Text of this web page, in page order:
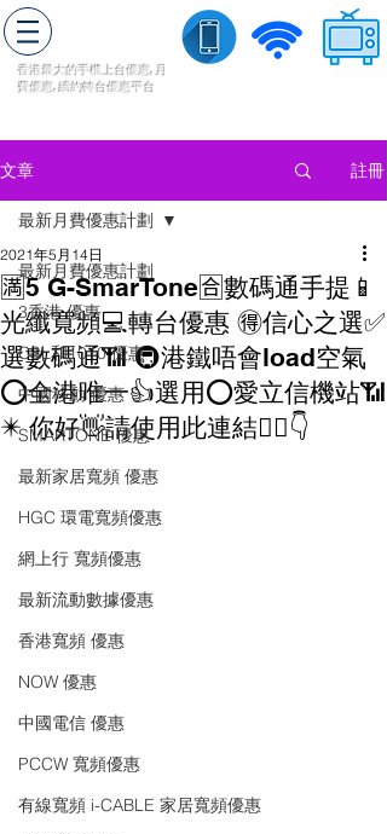
香港最大的手機上台優惠, 月
費優惠,續約轉台優惠平台
文章 註冊
最新月費優惠計劃
3香港 優惠
CSL和1010 優惠
中國移動 優惠
SMARTONE 優惠
最新家居寬頻 優惠
HGC 環電寬頻優惠
網上行 寬頻優惠
最新流動數據優惠
香港寬頻 優惠
NOW 優惠
中國電信 優惠
PCCW 寬頻優惠
有線寬頻 i-CABLE 家居寬頻優惠
最新月費優惠計劃
🈵️5 G-SmarTone🈴數碼通手提📱
光纖寬頻💻轉台優惠 🉐信心之選✅
選數碼通📶 🚇港鐵唔會load空氣
⭕️全港唯一👍選用⭕️愛立信機站📶
✴️ 你好👋請使用此連結👇🏻👇
2021年5月14日